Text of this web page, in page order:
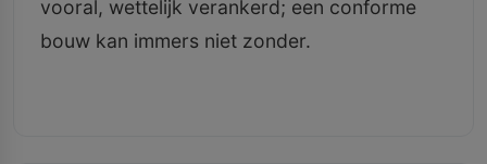
vooral, wettelijk verankerd; een conforme
bouw kan immers niet zonder.